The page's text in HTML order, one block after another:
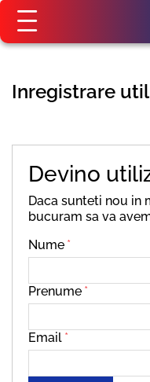
Inregistrare
Devino
Daca sunteti nou in
bucuram sa va
Nume
Prenume
Email